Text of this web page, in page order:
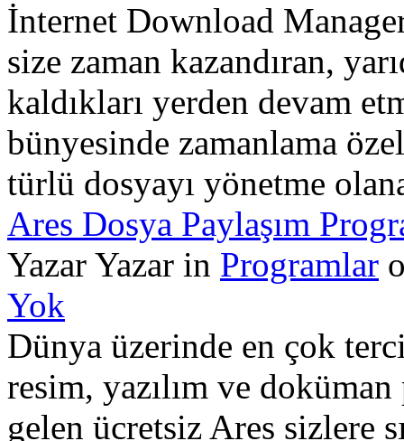
İnternet Download
size zaman kazandıran,
kaldıkları yerden devam
bünyesinde zamanlama
türlü dosyayı yönetme
Ares Dosya Paylaşım
Yazar Yazar in Programlar
Yok
Dünya üzerinde en çok
resim, yazılım ve doküman
gelen ücretsiz Ares sizlere